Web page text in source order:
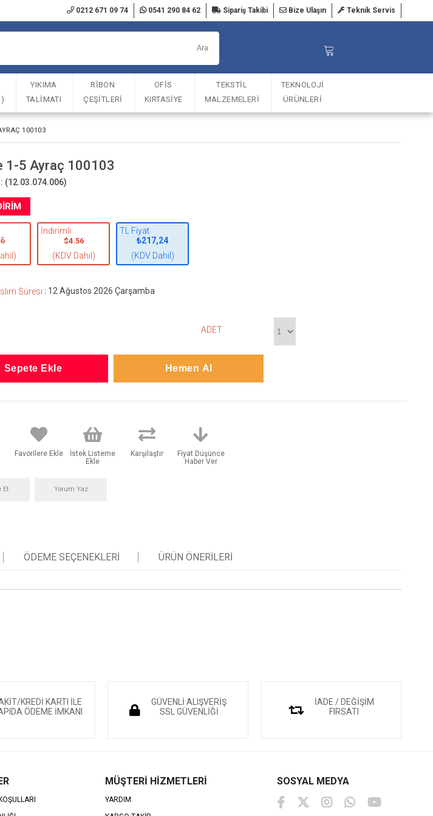
0212 671 09 74 0541 290 84 62 Sipariş Takibi Bize Ulaşın Teknik Servis
YIKIMA
TALİMATI
RİBON
ÇEŞİTLERİ
OFİS
KIRTASİYE
TEKSTİL
MALZEMELERİ
TEKNOLOJİ
ÜRÜNLERİ
100103
1-5 Ayraç 100103
(12.03.074.006)
İndirimli
$4.56
(KDV Dahil)
TL Fiyat
₺217,24
(KDV Dahil)
Süresi : 12 Ağustos 2026 Çarşamba
ADET
Favorilere Ekle
İstek Listeme
Ekle
Karşılaştır
Fiyat Düşünce
Haber Ver
Et Yorum Yaz
ÖDEME SEÇENEKLERI ÜRÜN ÖNERILERI
KREDİ KARTI İLE
ÖDEME İMKANI
GÜVENLİ ALIŞVERİŞ
SSL GÜVENLİĞİ
İADE / DEĞİŞİM
FIRSATI
MÜŞTERİ HİZMETLERİ
YARDIM
SOSYAL MEDYA